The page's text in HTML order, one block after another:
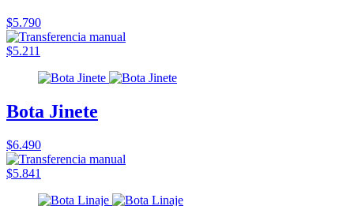
$5.790
$5.211
Bota Jinete
$6.490
$5.841